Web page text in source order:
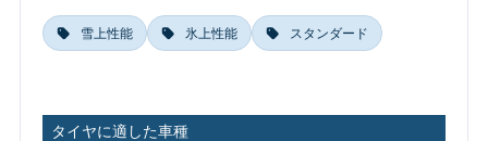
雪上性能 氷上性能 スタンダード
タイヤに適した車種